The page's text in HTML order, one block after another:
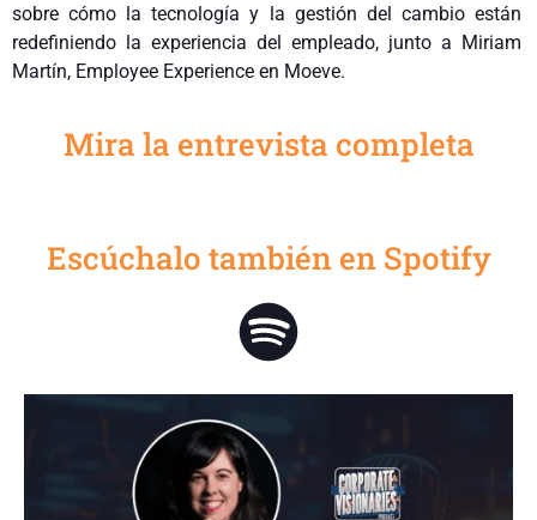
sobre cómo la tecnología y la gestión del cambio están
redefiniendo la experiencia del empleado, junto a Miriam
Martín, Employee Experience en Moeve.
Mira la entrevista completa
Escúchalo también en Spotify